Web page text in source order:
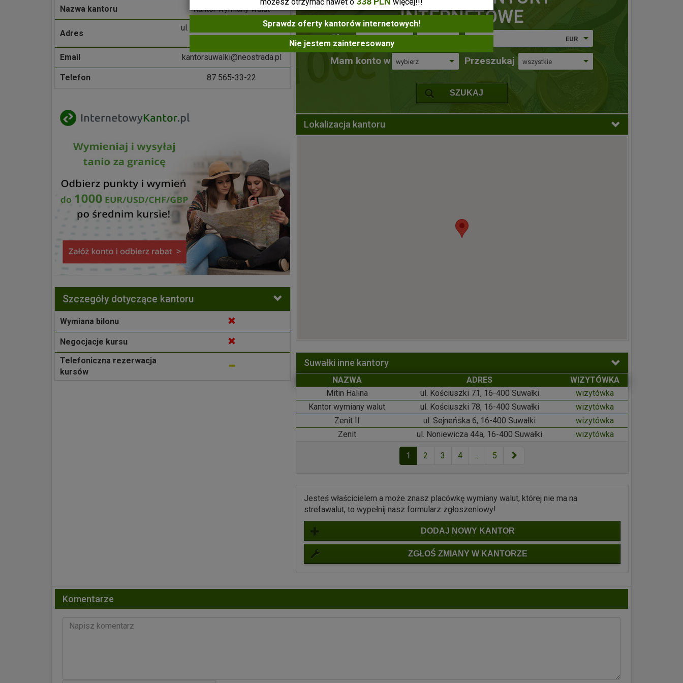
Nazwa kantoru Kantor wymiany walut
Adres
ul. Wojska Polskiego 77, 16-
Email
kantorsuwalki@neostrada.pl
Telefon 87 565-33-22
Szczegóły dotyczące kantoru
Wymiana bilonu
Negocjacje kursu
Telefoniczna rezerwacja
kursów
INTERNETOWE
Chcę EUR
Mam konto w wybierz Przeszukaj wszystkie
SZUKAJ
Lokalizacja kantoru
Suwałki inne kantory
NAZWA ADRES
WIZYTÓWKA
Mitin Halina
ul. Kościuszki 71, 16-400 Suwałki
wizytówka
Kantor wymiany walut
ul. Kościuszki 78, 16-400 Suwałki
wizytówka
Zenit II
ul. Sejneńska 6, 16-400 Suwałki
wizytówka
Zenit
ul. Noniewicza 44a, 16-400 Suwałki wizytówka
1 2 3 4 5
Jesteś właścicielem a może znasz placówkę wymiany walut, której nie ma na
strefawalut, to wypełnij nasz formularz zgłoszeniowy!
DODAJ NOWY KANTOR
ZGŁOŚ ZMIANY W KANTORZE
Komentarze
Sprawdz oferty kantorów internetowych!
Nie jestem zainteresowany